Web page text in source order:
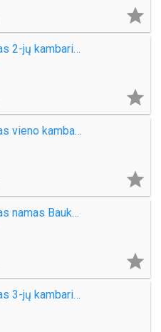

Parduodamas 2-jų kambarių butas senamiestyje, Daržų g.

Parduodamas vieno kambario butas Šiaulių g.

Parduodamas namas Baukštininkų k.

Parduodamas 3-jų kambarių butas Gedminų g.